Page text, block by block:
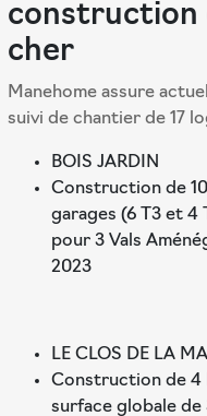
construction
cher
Manehome assure
suivi de chantier de 17
BOIS JARDIN
Construction de
garages (6 T3 et 4
pour 3 Vals
2023
LE CLOS DE LA
Construction de 4
surface globale